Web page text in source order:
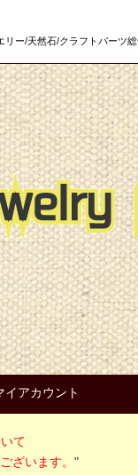
ー/天然石/クラフトパーツ
イアカウント
て
ざいます。 "